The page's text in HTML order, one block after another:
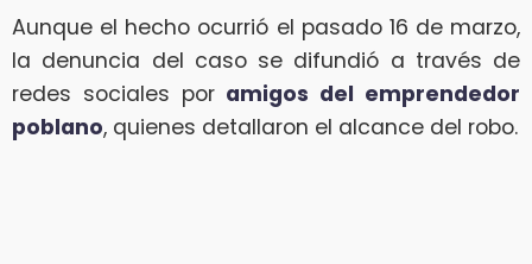
Aunque el hecho ocurrió el pasado 16 de marzo,
la denuncia del caso se difundió a través de
redes sociales por amigos del emprendedor
poblano, quienes detallaron el alcance del robo.